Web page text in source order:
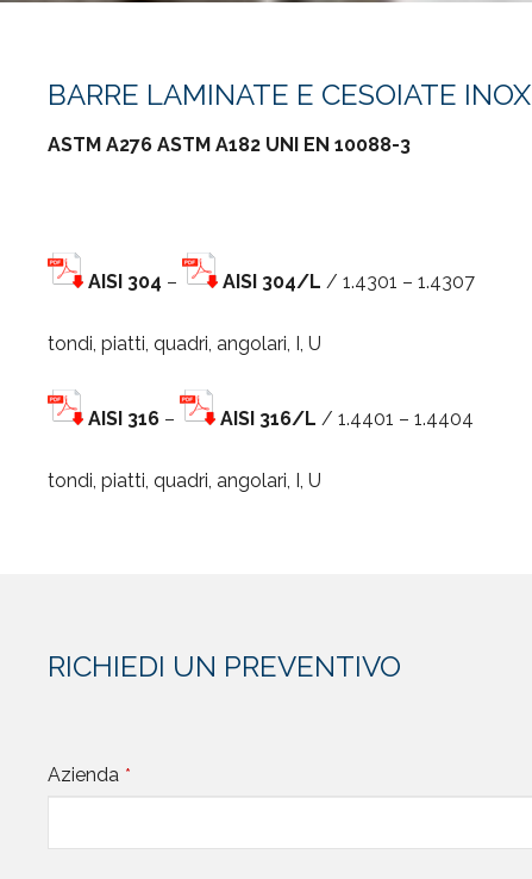
BARRE LAMINATE E CESOIATE INOX
ASTM A276 ASTM A182 UNI EN 10088-3
AISI 304 – AISI 304/L / 1.4301 – 1.4307
tondi, piatti, quadri, angolari, I, U
AISI 316 – AISI 316/L / 1.4401 – 1.4404
tondi, piatti, quadri, angolari, I, U
RICHIEDI UN PREVENTIVO
Azienda *